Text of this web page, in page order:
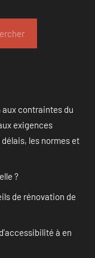
contraintes du
exigences
les normes et
?
de rénovation de
à en